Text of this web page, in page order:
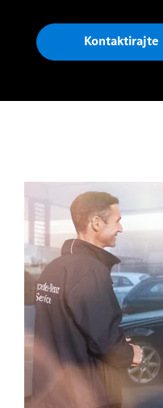
Kontaktirajte